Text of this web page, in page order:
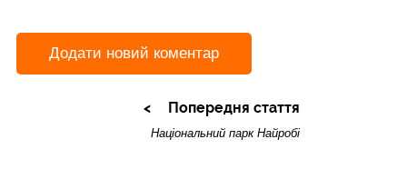
Додати новий коментар
Попередня стаття
Національний парк Найробі